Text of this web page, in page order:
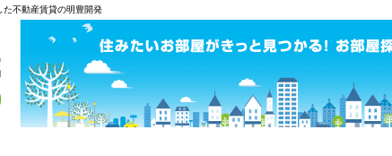
た不動産賃貸の明豊開発